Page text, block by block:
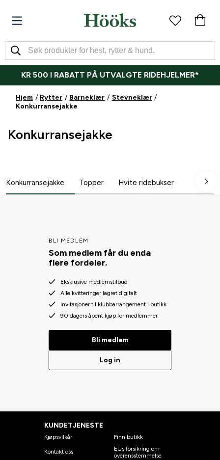
KR 500 I RABATT PÅ UTVALGTE RIDEHJELMER*
Hjem Rytter Barneklær
Stevneklær
Konkurransejakke
Konkurransejakke
Konkurransejakke Topper Hvite ridebukser
BLI MEDLEM
Som medlem får du enda
flere fordeler.
Eksklusive medlemstilbud
Alle kvitteringer lagret digitalt
Invitasjoner til klubbarrangement i butikk
90 dagers åpent kjøp for medlemmer
Bli medlem
Log in
KUNDETJENESTE
Kjøpsvilkår
Kontakt oss
Finn butikk
EUs forsikring om
overensstemmelse